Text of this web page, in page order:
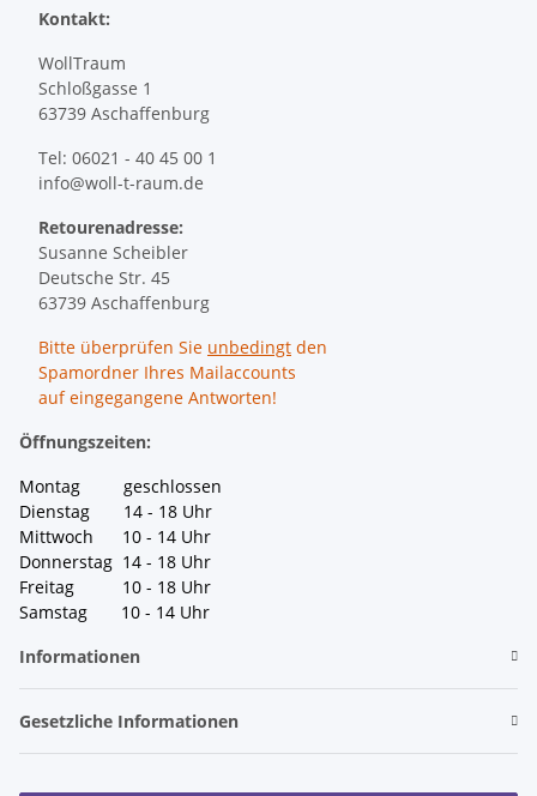
Kontakt:
WollTraum
Schloßgasse 1
63739 Aschaffenburg
Tel: 06021 - 40 45 00 1
info@woll-t-raum.de
Retourenadresse:
Susanne Scheibler
Deutsche Str. 45
63739 Aschaffenburg
Bitte überprüfen Sie unbedingt den
Spamordner Ihres Mailaccounts
auf eingegangene Antworten!
Öffnungszeiten:
Montag geschlossen
Dienstag 14 - 18 Uhr
Mittwoch 10 - 14 Uhr
Donnerstag 14 - 18 Uhr
Freitag 10 - 18 Uhr
Samstag 10 - 14 Uhr
Informationen
Gesetzliche Informationen